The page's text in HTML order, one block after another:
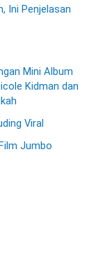
Ini Penjelasan
Mini Album
Kidman dan
Viral
Jumbo